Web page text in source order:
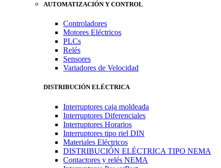
AUTOMATIZACIÓN Y CONTROL
Controladores
Motores Eléctricos
PLCs
Relés
Sensores
Variadores de Velocidad
DISTRIBUCIÓN ELÉCTRICA
Interruptores caja moldeada
Interruptores Diferenciales
Interruptores Horarios
Interruptores tipo riel DIN
Materiales Eléctricos
DISTRIBUCIÓN ELÉCTRICA TIPO NEMA
Contactores y relés NEMA